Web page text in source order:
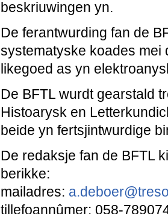
beskriuwingen yn.
De ferantwurding fan de
systematyske koades mei
likegoed as yn
De BFTL wurdt gearstald
Histoarysk en
beide yn fertsjintwurdige
De redaksje fan de BFTL
berikke:
mailadres:
tillefoannûmer: 058-